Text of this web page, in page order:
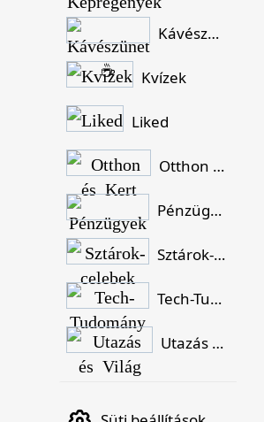
Kávészünet ☕
Kvízek
Liked
Otthon és Kert
Pénzügyek
Sztárok-celebek
Tech-Tudomány
Utazás és Világ